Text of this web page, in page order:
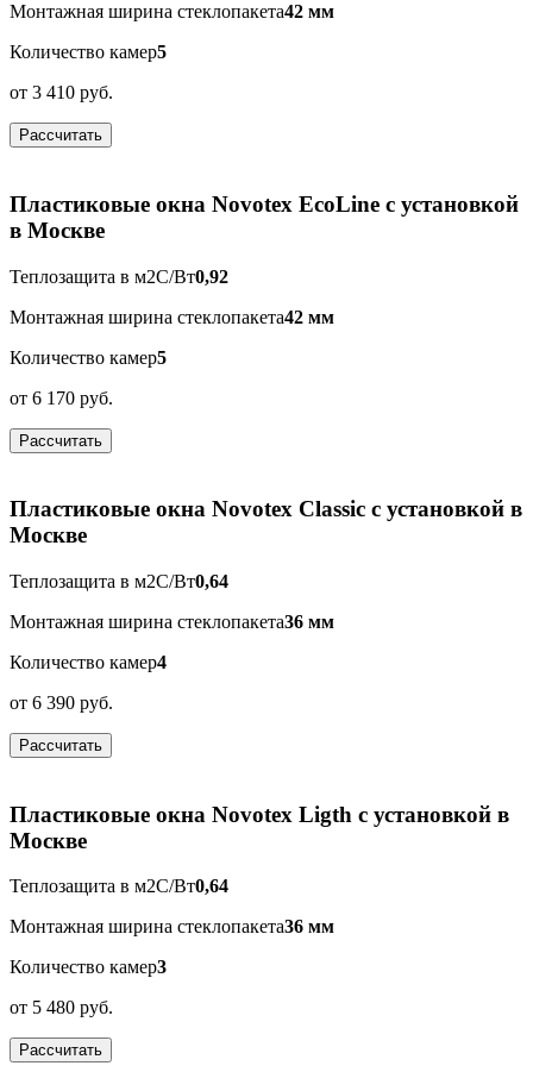
Монтажная ширина стеклопакета42 мм
Количество камер5
от 3 410 руб.
Рассчитать
Пластиковые окна Novotex EcoLine с установкой
в Москве
Теплозащита в м2С/Вт0,92
Монтажная ширина стеклопакета42 мм
Количество камер5
от 6 170 руб.
Рассчитать
Пластиковые окна Novotex Classic с установкой в
Москве
Теплозащита в м2С/Вт0,64
Монтажная ширина стеклопакета36 мм
Количество камер4
от 6 390 руб.
Рассчитать
Пластиковые окна Novotex Ligth с установкой в
Москве
Теплозащита в м2С/Вт0,64
Монтажная ширина стеклопакета36 мм
Количество камер3
от 5 480 руб.
Рассчитать